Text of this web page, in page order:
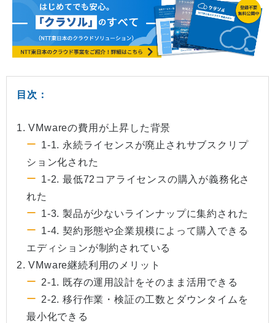
目次：
1. VMwareの費用が上昇した背景
1-1. 永続ライセンスが廃止されサブスクリプ
ション化された
1-2. 最低72コアライセンスの購入が義務化さ
れた
1-3. 製品が少ないラインナップに集約された
1-4. 契約形態や企業規模によって購入できる
エディションが制約されている
2. VMware継続利用のメリット
2-1. 既存の運用設計をそのまま活用できる
2-2. 移行作業・検証の工数とダウンタイムを
最小化できる